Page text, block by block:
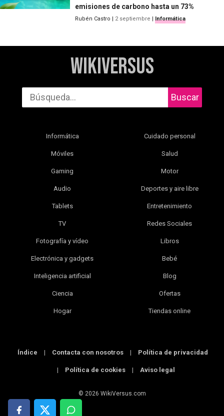
emisiones de carbono hasta un 73%
Rubén Castro | 2 septiembre | Informática
WikiVersus
Buscar
Informática
Móviles
Gaming
Audio
Tablets
TV
Fotografía y vídeo
Electrónica y gadgets
Inteligencia artificial
Ciencia
Hogar
Cuidado personal
Salud
Motor
Deportes y aire libre
Entretenimiento
Redes Sociales
Libros
Bebé
Blog
Ofertas
Tiendas online
Índice | Contacta con nosotros | Política de privacidad
| Política de cookies | Aviso legal
© 2026 WikiVersus.com